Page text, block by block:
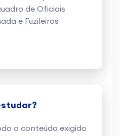
de Oficiais
e Fuzileiros
o conteúdo exigido